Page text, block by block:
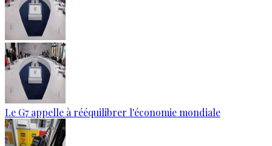
Le G7 appelle à rééquilibrer l'économie mondiale